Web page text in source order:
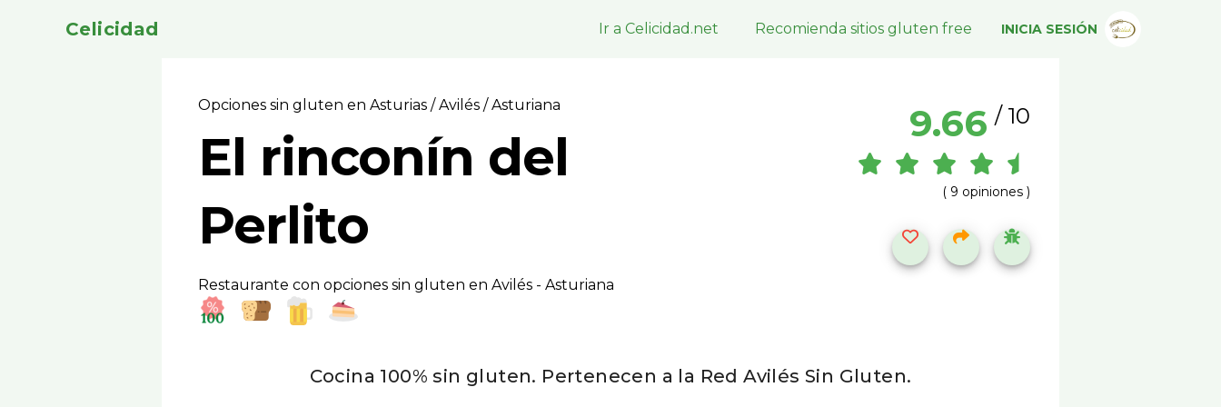
Celicidad Ir a Celicidad.net Recomienda sitios gluten free INICIA SESIÓN
Opciones sin gluten en Asturias/Avilés / Asturiana
El rinconín del
Perlito
Restaurante con opciones sin gluten en Avilés - Asturiana
9.66 / 10
( 9 opiniones )
Cocina 100% sin gluten. Pertenecen a la Red Avilés Sin Gluten.